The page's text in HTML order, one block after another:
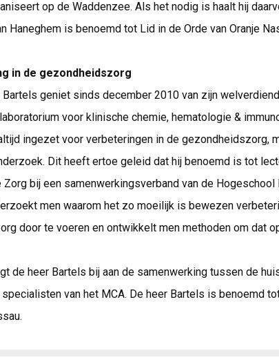
op de Waddenzee. Als het nodig is haalt hij
Haneghem is benoemd tot Lid in de Orde van Oranje
in de gezondheidszorg
Bartels geniet sinds december 2010 van zijn
voor klinische chemie, hematologie &
ingezet voor verbeteringen in de gezondheidszorg,
Dit heeft ertoe geleid dat hij benoemd is tot
Zorg bij een samenwerkingsverband van de Hogeschool
men waarom het zo moeilijk is bewezen
door te voeren en ontwikkelt men methoden om dat
de heer Bartels bij aan de samenwerking tussen de
van het MCA. De heer Bartels is benoemd